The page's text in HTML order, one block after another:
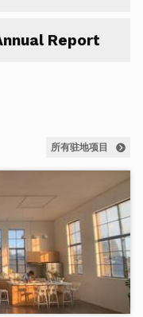
Report
所有驻地项目